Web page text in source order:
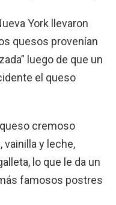
York llevaron
quesos provenían
luego de que un
el queso
cremoso
vainilla y leche,
lo que le da un
famosos postres